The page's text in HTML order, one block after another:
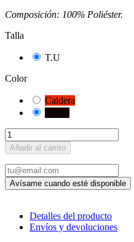
Composición: 100% Poliéster.
Talla
T.U
Color
Caldera
Añadir al carrito
Detalles del producto
Envíos y devoluciones